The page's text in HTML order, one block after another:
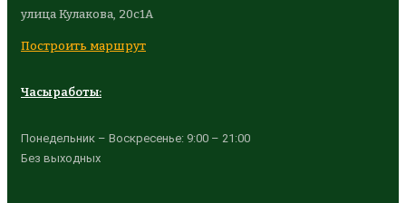
улица Кулакова, 20с1А
Построить маршрут
Часы работы:
Понедельник – Воскресенье: 9:00 – 21:00
Без выходных